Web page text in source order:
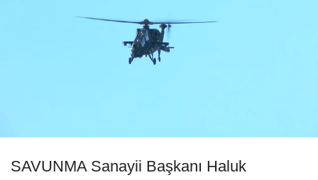
SAVUNMA Sanayii Başkanı Haluk